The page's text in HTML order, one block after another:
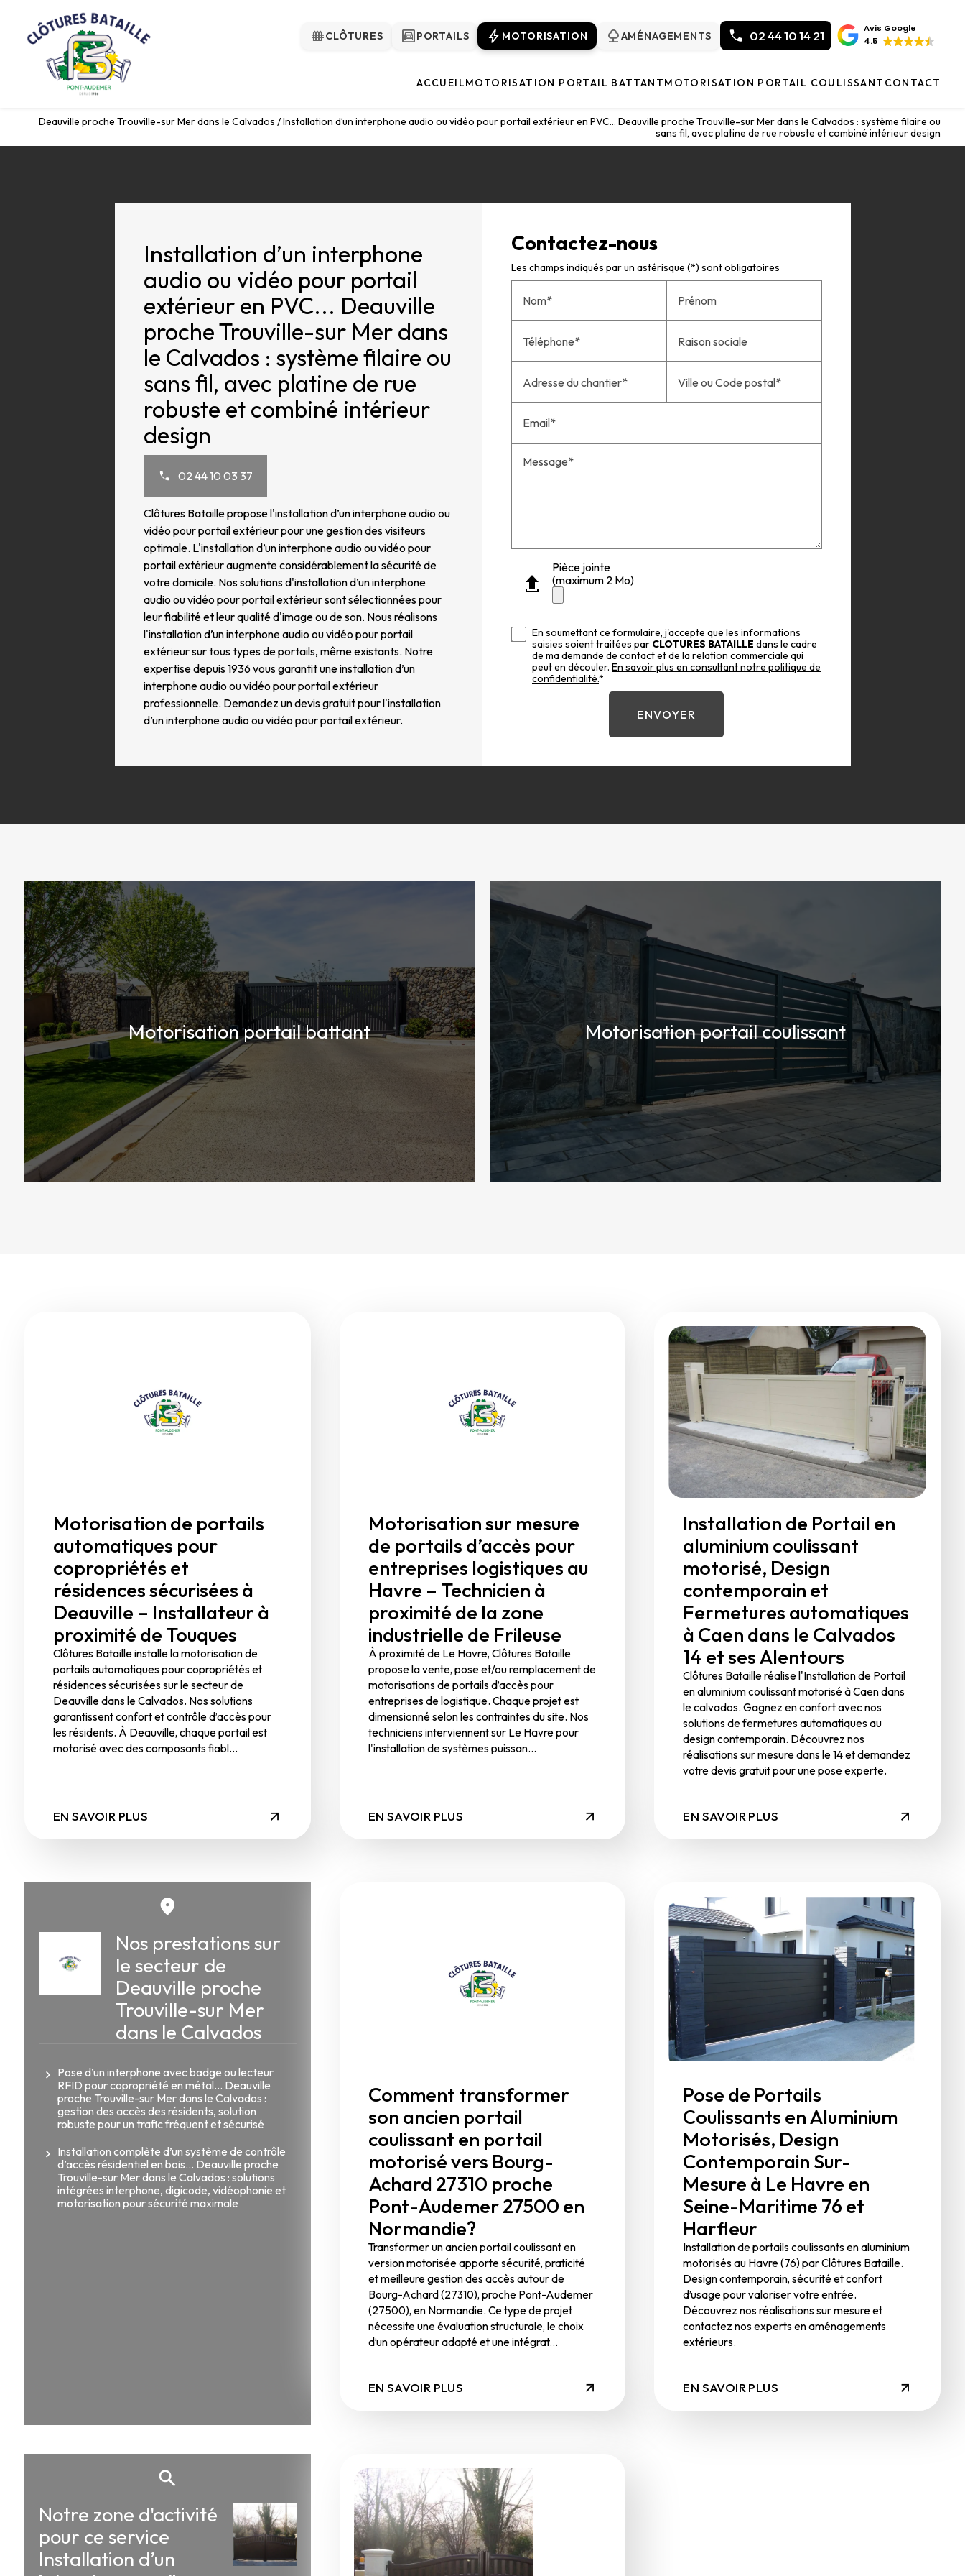
fenceCLÔTURES garagePORTAILS bolt MOTORISATION natureAMÉNAGEMENTS 02 44 10 14 21
Avis Google
4.5
ACCUEILMOTORISATION PORTAIL BATTANTMOTORISATION PORTAIL COULISSANT CONTACT
Deauville proche Trouville-sur Mer dans le Calvados / Installation d’un interphone audio ou vidéo pour portail extérieur en PVC... Deauville proche Trouville-sur Mer dans le Calvados : système filaire ou
sans fil, avec platine de rue robuste et combiné intérieur design
Installation d’un interphone
audio ou vidéo pour portail
extérieur en PVC... Deauville
proche Trouville-sur Mer dans
le Calvados : système filaire ou
sans fil, avec platine de rue
robuste et combiné intérieur
design
02 44 10 03 37
Clôtures Bataille propose l'installation d’un interphone audio ou
vidéo pour portail extérieur pour une gestion des visiteurs
optimale. L'installation d’un interphone audio ou vidéo pour
portail extérieur augmente considérablement la sécurité de
votre domicile. Nos solutions d'installation d’un interphone
audio ou vidéo pour portail extérieur sont sélectionnées pour
leur fiabilité et leur qualité d'image ou de son. Nous réalisons
l'installation d’un interphone audio ou vidéo pour portail
extérieur sur tous types de portails, même existants. Notre
expertise depuis 1936 vous garantit une installation d’un
interphone audio ou vidéo pour portail extérieur
professionnelle. Demandez un devis gratuit pour l'installation
d’un interphone audio ou vidéo pour portail extérieur.
Contactez-nous
Les champs indiqués par un astérisque (*) sont obligatoires
Nom* Prénom
Téléphone* Raison sociale
Adresse du chantier* Ville ou Code postal*
Email*
Message*
Pièce jointe
(maximum 2 Mo)
En soumettant ce formulaire, j'accepte que les informations
saisies soient traitées par CLOTURES BATAILLE dans le cadre
de ma demande de contact et de la relation commerciale qui
peut en découler. En savoir plus en consultant notre politique de
confidentialité.*
Motorisation portail battant Motorisation portail coulissant
Motorisation de portails
automatiques pour
copropriétés et
résidences sécurisées à
Deauville – Installateur à
proximité de Touques
Clôtures Bataille installe la motorisation de
portails automatiques pour copropriétés et
résidences sécurisées sur le secteur de
Deauville dans le Calvados. Nos solutions
garantissent confort et contrôle d’accès pour
les résidents. À Deauville, chaque portail est
motorisé avec des composants fiabl...
EN SAVOIR PLUS
Motorisation sur mesure
de portails d’accès pour
entreprises logistiques au
Havre – Technicien à
proximité de la zone
industrielle de Frileuse
À proximité de Le Havre, Clôtures Bataille
propose la vente, pose et/ou remplacement de
motorisations de portails d’accès pour
entreprises de logistique. Chaque projet est
dimensionné selon les contraintes du site. Nos
techniciens interviennent sur Le Havre pour
l'installation de systèmes puissan...
EN SAVOIR PLUS
Installation de Portail en
aluminium coulissant
motorisé, Design
contemporain et
Fermetures automatiques
à Caen dans le Calvados
14 et ses Alentours
Clôtures Bataille réalise l'Installation de Portail
en aluminium coulissant motorisé à Caen dans
le calvados. Gagnez en confort avec nos
solutions de fermetures automatiques au
design contemporain. Découvrez nos
réalisations sur mesure dans le 14 et demandez
votre devis gratuit pour une pose experte.
EN SAVOIR PLUS
Nos prestations sur
le secteur de
Deauville proche
Trouville-sur Mer
dans le Calvados
Pose d’un interphone avec badge ou lecteur
RFID pour copropriété en métal... Deauville
proche Trouville-sur Mer dans le Calvados :
gestion des accès des résidents, solution
robuste pour un trafic fréquent et sécurisé
Installation complète d’un système de contrôle
d’accès résidentiel en bois... Deauville proche
Trouville-sur Mer dans le Calvados : solutions
intégrées interphone, digicode, vidéophonie et
motorisation pour sécurité maximale
Comment transformer
son ancien portail
coulissant en portail
motorisé vers Bourg-
Achard 27310 proche
Pont-Audemer 27500 en
Normandie?
Transformer un ancien portail coulissant en
version motorisée apporte sécurité, praticité
et meilleure gestion des accès autour de
Bourg-Achard (27310), proche Pont-Audemer
(27500), en Normandie. Ce type de projet
nécessite une évaluation structurale, le choix
d’un opérateur adapté et une intégrat...
EN SAVOIR PLUS
Pose de Portails
Coulissants en Aluminium
Motorisés, Design
Contemporain Sur-
Mesure à Le Havre en
Seine-Maritime 76 et
Harfleur
Installation de portails coulissants en aluminium
motorisés au Havre (76) par Clôtures Bataille.
Design contemporain, sécurité et confort
d’usage pour valoriser votre entrée.
Découvrez nos réalisations sur mesure et
contactez nos experts en aménagements
extérieurs.
EN SAVOIR PLUS
Notre zone d'activité
pour ce service
Installation d’un